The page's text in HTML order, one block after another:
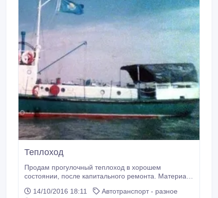
Теплоход
Продам прогулочный теплоход в хорошем
состоянии, после капитального ремонта. Материал
Грузоподъемность 15 тонн. Пассажировместимость
14/10/2016 18:11
Автотранспорт - разное